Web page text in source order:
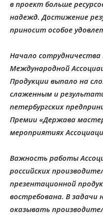
в проект больше
надежд. Достижение
приносит особое
Начало
Международной
Продукции выпало на
слаженным и
петербургских
Премии «Держава
мероприятиях
Важность работы
российских
презентационной
востребована. В
оказывать